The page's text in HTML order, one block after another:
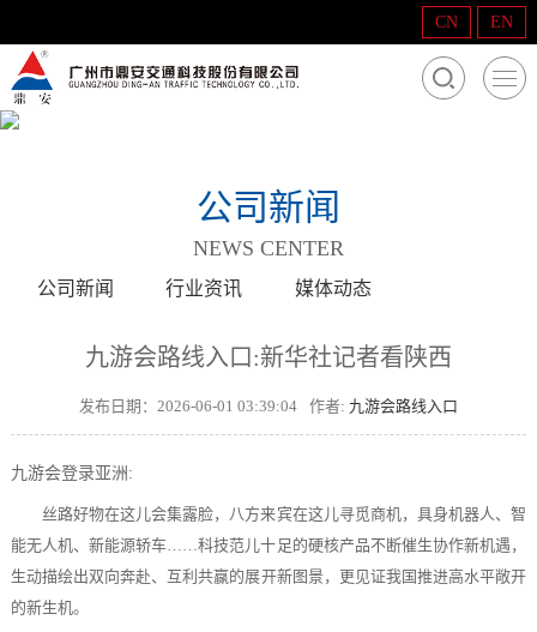
CN EN
公司新闻
NEWS CENTER
公司新闻 行业资讯 媒体动态
九游会路线入口:新华社记者看陕西
发布日期：2026-06-01 03:39:04 作者: 九游会路线入口
九游会登录亚洲:
丝路好物在这儿会集露脸，八方来宾在这儿寻觅商机，具身机器人、智
能无人机、新能源轿车……科技范儿十足的硬核产品不断催生协作新机遇，
生动描绘出双向奔赴、互利共赢的展开新图景，更见证我国推进高水平敞开
的新生机。